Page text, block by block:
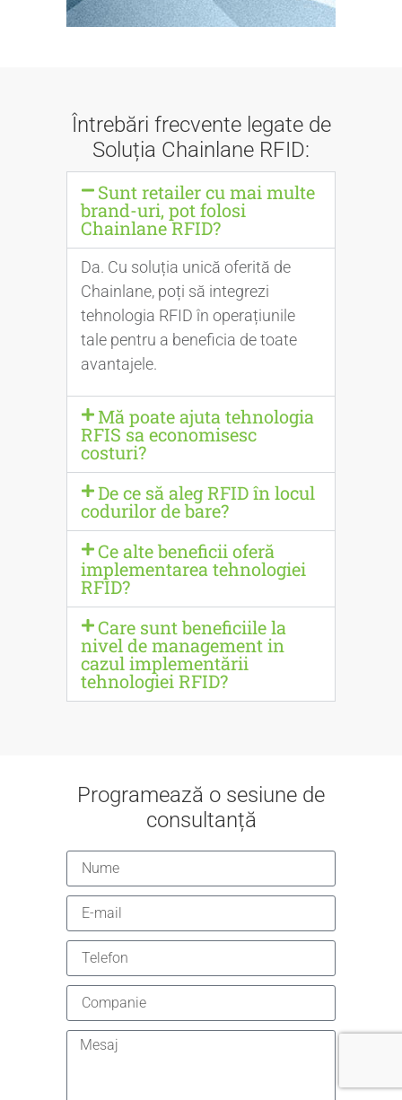
Întrebări frecvente legate de
Soluția Chainlane RFID:
Sunt retailer cu mai multe
brand-uri, pot folosi
Chainlane RFID?
Da. Cu soluția unică oferită de
Chainlane, poți să integrezi
tehnologia RFID în operațiunile
tale pentru a beneficia de toate
avantajele.
Mă poate ajuta tehnologia
RFIS sa economisesc
costuri?
De ce să aleg RFID în locul
codurilor de bare?
Ce alte beneficii oferă
implementarea tehnologiei
RFID?
Care sunt beneficiile la
nivel de management in
cazul implementării
tehnologiei RFID?
Programează o sesiune de
consultanță